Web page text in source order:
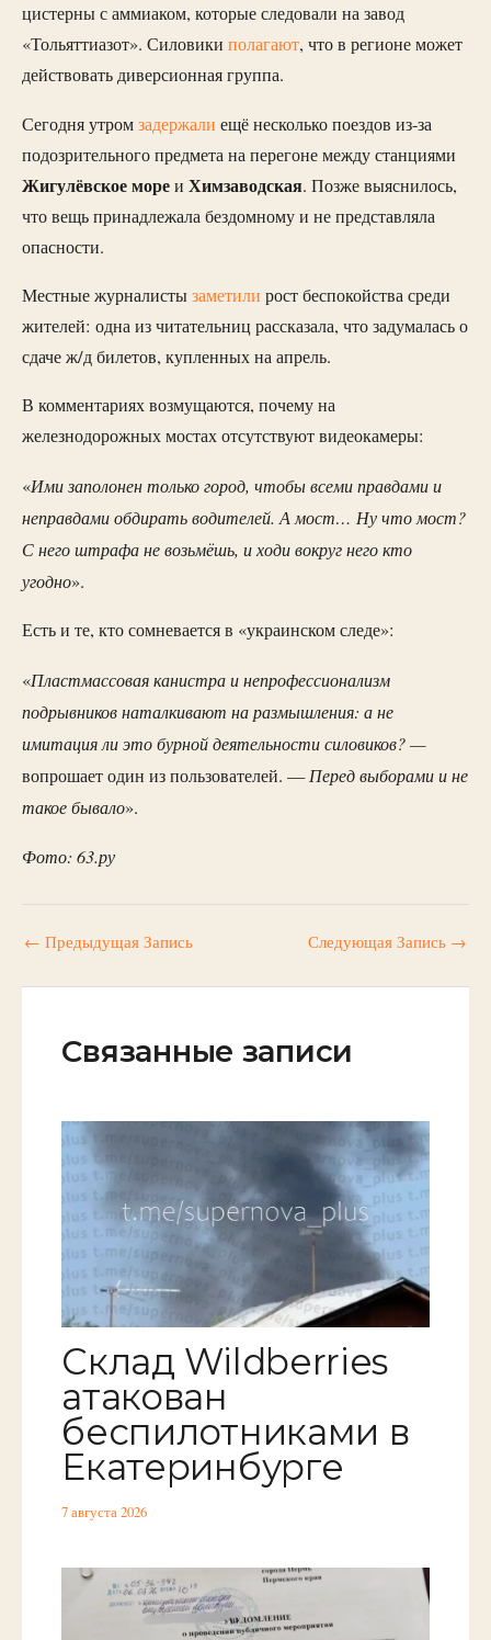
цистерны с аммиаком, которые следовали на завод
«Тольяттиазот». Силовики полагают, что в регионе может
действовать диверсионная группа.
Сегодня утромзадержали ещё несколько поездов из-за
подозрительного предмета на перегоне между станциями
Жигулёвское мореи Химзаводская. Позже выяснилось,
что вещь принадлежала бездомному и не представляла
опасности.
Местные журналистызаметили рост беспокойства среди
жителей: одна из читательниц рассказала, что задумалась о
сдаче ж/д билетов, купленных на апрель.
В комментариях возмущаются, почему на
железнодорожных мостах отсутствуют видеокамеры:
«Ими заполонен только город, чтобы всеми правдами и
неправдами обдирать водителей. А мост… Ну что мост?
С него штрафа не возьмёшь, и ходи вокруг него кто
угодно».
Есть и те, кто сомневается в «украинском следе»:
«Пластмассовая канистра и непрофессионализм
подрывников наталкивают на размышления: а не
имитация ли это бурной деятельности силовиков? —
вопрошает один из пользователей. —Перед выборами и не
такое бывало».
Фото: 63.ру
← Предыдущая Запись Следующая Запись →
Связанные записи
Склад Wildberries
атакован
беспилотниками в
Екатеринбурге
7 августа 2026